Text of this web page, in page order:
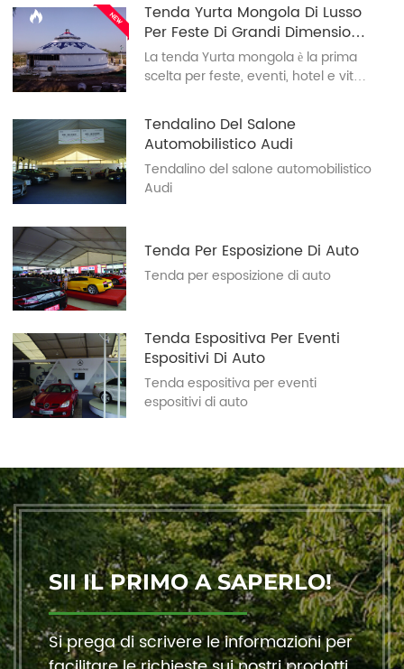
Tenda Yurta Mongola Di Lusso
Per Feste Di Grandi Dimensioni
Di 200 Mq
La tenda Yurta mongola è la prima
scelta per feste, eventi, hotel e vita
paesi. La tenda Yurta mongola è
ricca di tradizioni nazionali e di un
forte senso estetico tipico delle
praterie.
Tendalino Del Salone
Automobilistico Audi
Tendalino del salone automobilistico
Audi
Tenda Per Esposizione Di Auto
Tenda per esposizione di auto
Tenda Espositiva Per Eventi
Espositivi Di Auto
Tenda espositiva per eventi
espositivi di auto
SII IL PRIMO A SAPERLO!
Si prega di scrivere le informazioni per